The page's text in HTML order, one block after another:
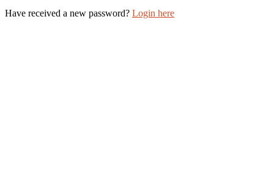
Have received a new password? Login here